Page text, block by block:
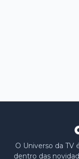
O Universo da TV
dentro das